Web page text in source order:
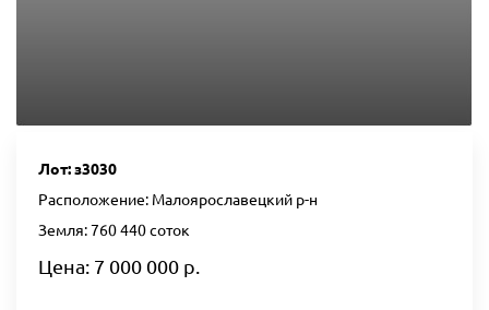
Лот: з3030
Расположение: Малоярославецкий р-н
Земля: 760 440 соток
Цена: 7 000 000 р.